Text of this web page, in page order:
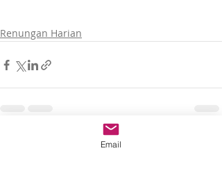
Renungan Harian
Email